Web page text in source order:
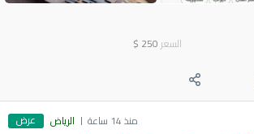
السعر 250
$
منذ 14 ساعة الرياض عرض